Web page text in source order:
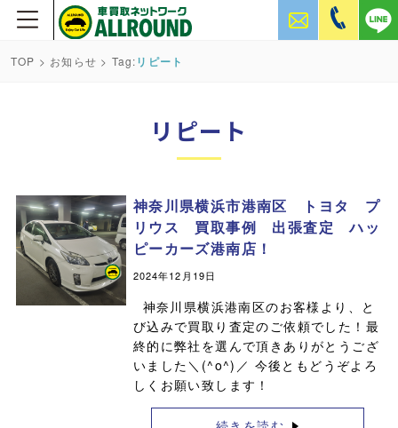
TOP > お知らせ > Tag:リピート
リピート
神奈川県横浜市港南区 トヨタ プ
リウス 買取事例 出張査定 ハッ
ピーカーズ港南店！
2024年12月19日
神奈川県横浜港南区のお客様より、と
び込みで買取り査定のご依頼でした！最
終的に弊社を選んで頂きありがとうござ
いました＼(^o^)／ 今後ともどうぞよろ
しくお願い致します！